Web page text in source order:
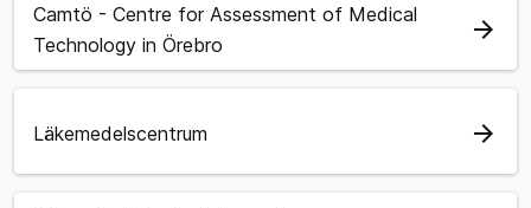
Camtö - Centre for Assessment of Medical
Technology in Örebro
arrow_forward
Läkemedelscentrum arrow_forward